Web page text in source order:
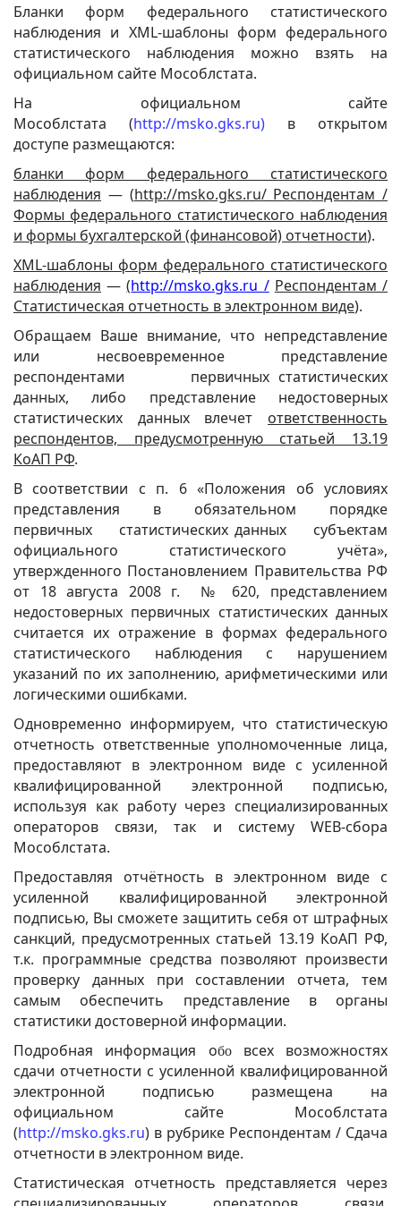
Бланки форм федерального статистического
наблюдения и XML-шаблоны форм федерального
статистического наблюдения можно взять на
официальном сайте Мособлстата.
На официальном сайте
Мособлстата (http://msko.gks.ru) в открытом
доступе размещаются:
бланки форм федерального статистического
наблюдения — (http://msko.gks.ru/ Респондентам /
Формы федерального статистического наблюдения
и формы бухгалтерской (финансовой) отчетности).
XML-шаблоны форм федерального статистического
наблюдения —(http://msko.gks.ru / Респондентам /
Статистическая отчетность в электронном виде).
Обращаем Ваше внимание, что непредставление
или несвоевременное представление
респондентами первичных статистических
данных, либо представление недостоверных
статистических данных влечет ответственность
респондентов, предусмотренную статьей 13.19
КоАП РФ.
В соответствии с п. 6 «Положения об условиях
представления в обязательном порядке
первичных статистических данных субъектам
официального статистического учёта»,
утвержденного Постановлением Правительства РФ
от 18 августа 2008 г. № 620, представлением
недостоверных первичных статистических данных
считается их отражение в формах федерального
статистического наблюдения с нарушением
указаний по их заполнению, арифметическими или
логическими ошибками.
Одновременно информируем, что статистическую
отчетность ответственные уполномоченные лица,
предоставляют в электронном виде с усиленной
квалифицированной электронной подписью,
используя как работу через специализированных
операторов связи, так и систему WEB-сбора
Мособлстата.
Предоставляя отчётность в электронном виде с
усиленной квалифицированной электронной
подписью, Вы сможете защитить себя от штрафных
санкций, предусмотренных статьей 13.19 КоАП РФ,
т.к. программные средства позволяют произвести
проверку данных при составлении отчета, тем
самым обеспечить представление в органы
статистики достоверной информации.
Подробная информация обовсех возможностях
сдачи отчетности с усиленной квалифицированной
электронной подписью размещена на
официальном сайте Мособлстата
(http://msko.gks.ru) в рубрике Респондентам / Сдача
отчетности в электронном виде.
Статистическая отчетность представляется через